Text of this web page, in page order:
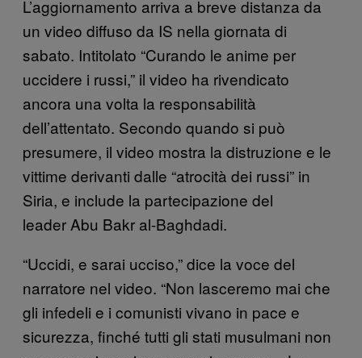
L’aggiornamento arriva a breve distanza da
un video diffuso da IS nella giornata di
sabato. Intitolato “Curando le anime per
uccidere i russi,” il video ha rivendicato
ancora una volta la responsabilità
dell’attentato. Secondo quando si può
presumere, il video mostra la distruzione e le
vittime derivanti dalle “atrocità dei russi” in
Siria, e include la partecipazione del
leader Abu Bakr al-Baghdadi.
“Uccidi, e sarai ucciso,” dice la voce del
narratore nel video. “Non lasceremo mai che
gli infedeli e i comunisti vivano in pace e
sicurezza, finché tutti gli stati musulmani non